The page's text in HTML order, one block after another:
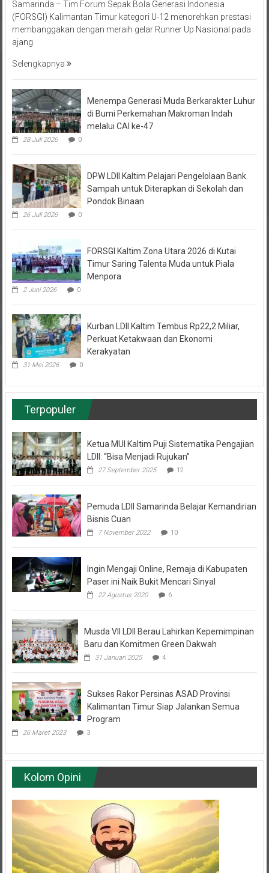
Samarinda – Tim Forum Sepak Bola Generasi Indonesia
(FORSGI) Kalimantan Timur kategori U-12 menorehkan prestasi
membanggakan dengan meraih gelar Runner Up Nasional pada
ajang
Selengkapnya
Menempa Generasi Muda Berkarakter Luhur
di Bumi Perkemahan Makroman Indah
melalui CAI ke-47
28 Juli 2026 0
DPW LDII Kaltim Pelajari Pengelolaan Bank
Sampah untuk Diterapkan di Sekolah dan
Pondok Binaan
26 Juli 2026 0
FORSGI Kaltim Zona Utara 2026 di Kutai
Timur Saring Talenta Muda untuk Piala
Menpora
2 Juni 2026 0
Kurban LDII Kaltim Tembus Rp22,2 Miliar,
Perkuat Ketakwaan dan Ekonomi
Kerakyatan
31 Mei 2026 0
Terpopuler
Ketua MUI Kaltim Puji Sistematika Pengajian
LDII: “Bisa Menjadi Rujukan”
27 September 2025 12
Pemuda LDII Samarinda Belajar Kemandirian
Bisnis Cuan
7 November 2022 10
Ingin Mengaji Online, Remaja di Kabupaten
Paser ini Naik Bukit Mencari Sinyal
22 Agustus 2020 6
Musda VII LDII Berau Lahirkan Kepemimpinan
Baru dan Komitmen Green Dakwah
31 Januari 2025 4
Sukses Rakor Persinas ASAD Provinsi
Kalimantan Timur Siap Jalankan Semua
Program
26 Maret 2023 3
Kolom Opini